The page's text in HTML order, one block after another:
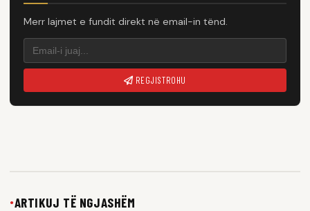
Merr lajmet e fundit direkt në email-in tënd.
REGJISTROHU
●ARTIKUJ TË NGJASHËM